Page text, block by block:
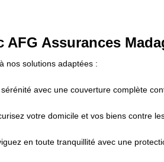
AFG Assurances
nos solutions adaptées :
avec une couverture complète
votre domicile et vos biens contre
en toute tranquillité avec une